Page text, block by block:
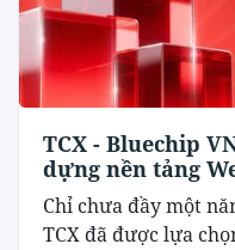
TCX - Bluechip
dựng nền tảng
Chỉ chưa đầy một
TCX đã được lựa